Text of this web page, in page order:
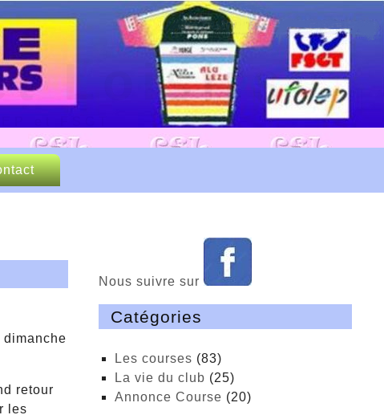
Loisirs
retour
les
Nous suivre sur
Catégories
Les courses (83)
La vie du club (25)
Annonce Course (20)